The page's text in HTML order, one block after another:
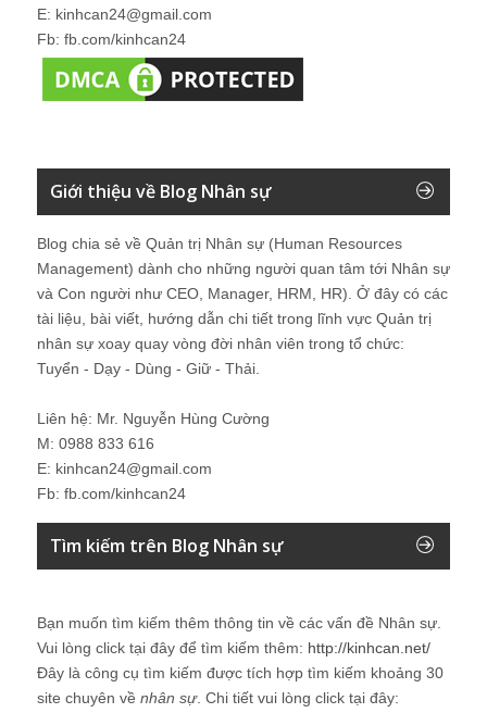
E: kinhcan24@gmail.com
Fb: fb.com/kinhcan24
Giới thiệu về Blog Nhân sự
Blog chia sẻ về Quản trị Nhân sự (Human Resources
Management) dành cho những người quan tâm tới Nhân sự
và Con người như CEO, Manager, HRM, HR). Ở đây có các
tài liệu, bài viết, hướng dẫn chi tiết trong lĩnh vực Quản trị
nhân sự xoay quay vòng đời nhân viên trong tổ chức:
Tuyển - Dạy - Dùng - Giữ - Thải.
Liên hệ: Mr. Nguyễn Hùng Cường
M: 0988 833 616
E: kinhcan24@gmail.com
Fb: fb.com/kinhcan24
Tìm kiếm trên Blog Nhân sự
Bạn muốn tìm kiếm thêm thông tin về các vấn đề Nhân sự.
Vui lòng click tại đây để tìm kiếm thêm: http://kinhcan.net/
Đây là công cụ tìm kiếm được tích hợp tìm kiếm khoảng 30
site chuyên về nhân sự. Chi tiết vui lòng click tại đây: